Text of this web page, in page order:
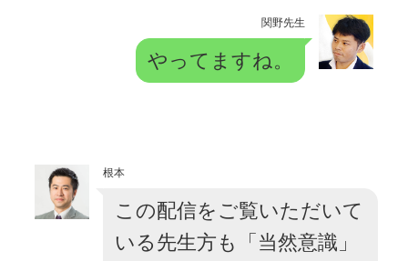
関野先生
やってますね。
根本
この配信をご覧いただいて
いる先生方も「当然意識」